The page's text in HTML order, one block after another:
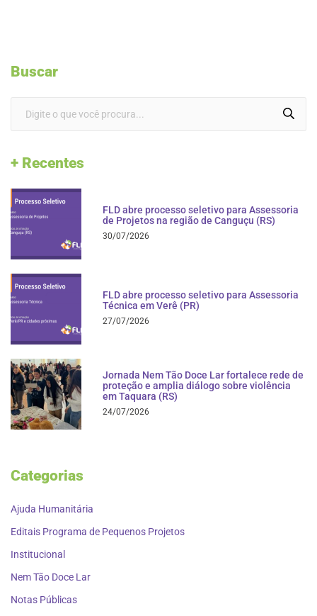
Buscar
+ Recentes
FLD abre processo seletivo para Assessoria
de Projetos na região de Canguçu (RS)
30/07/2026
FLD abre processo seletivo para Assessoria
Técnica em Verê (PR)
27/07/2026
Jornada Nem Tão Doce Lar fortalece rede de
proteção e amplia diálogo sobre violência
em Taquara (RS)
24/07/2026
Categorias
Ajuda Humanitária
Editais Programa de Pequenos Projetos
Institucional
Nem Tão Doce Lar
Notas Públicas